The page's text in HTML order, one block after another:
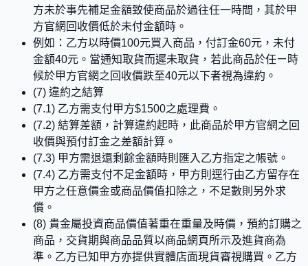
方未於事先補足金額致使商品於過往任一時間，其於甲
方官網回收價低於未付金額時。
例如：乙方以時價100元買入商品，付訂金60元，未付
金額40元。當通知取貨而遲未取貨，若此商品於任ㄧ時
候於甲方官網之回收價跌至40元以下者視為違約。
(7) 違約之結算
(7.1) 乙方需支付甲方$1500之處理費。
(7.2) 結算差額，計算違約起時，此商品於甲方官網之回
收價與預付訂金之差額計算。
(7.3) 甲方需退還剩餘金額時則匯入乙方指定之帳號。
(7.4) 乙方需支付不足金額時，甲方則逕行由乙方留存在
甲方之任意價金或商品價值扣除之，不足數則另外求
償。
(8) 貴金屬投資商品價值著重在重量及時價，預約訂購之
商品，交貨期與商品品質以商品網頁所示及進貨商為
準。乙方已知甲方亦提供實體店面現貨審視購買。乙方